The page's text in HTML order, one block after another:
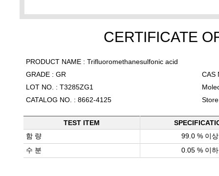
CERTIFICATE
PRODUCT NAME : Trifluoromethanesulfonic acid
GRADE : GR
CAS
LOT NO. : T3285ZG1
CATALOG NO. : 8662-4125
TEST ITEM
함 량
99.0 % 이상
수 분
0.05 % 이하